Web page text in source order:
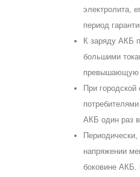
электролита,
период
К заряду АКБ
большими
превышающую
При
АКБ один раз в
напряжении
боковине АКБ.